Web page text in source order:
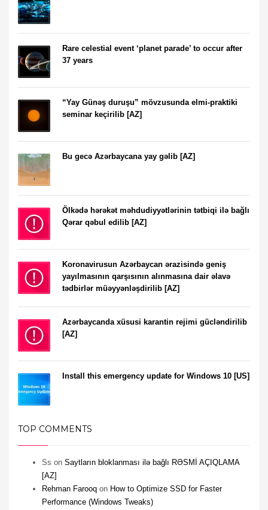
Rare celestial event ‘planet parade’ to occur after
37 years
“Yay Günəş duruşu” mövzusunda elmi-praktiki
seminar keçirilib [AZ]
Bu gecə Azərbaycana yay gəlib [AZ]
Ölkədə hərəkət məhdudiyyətlərinin tətbiqi ilə bağlı
Qərar qəbul edilib [AZ]
Koronavirusun Azərbaycan ərazisində geniş
yayılmasının qarşısının alınmasına dair əlavə
tədbirlər müəyyənləşdirilib [AZ]
Azərbaycanda xüsusi karantin rejimi gücləndirilib
[AZ]
Install this emergency update for Windows 10 [US]
TOP COMMENTS
Ss on Saytların bloklanması ilə bağlı RƏSMİ AÇIQLAMA
[AZ]
Rehman Farooq on How to Optimize SSD for Faster
Performance (Windows Tweaks)